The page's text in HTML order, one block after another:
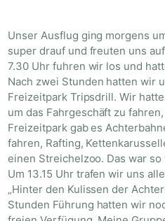
Unser Ausflug ging morgens
super drauf und freuten uns
7.30 Uhr fuhren wir los und
Nach zwei Stunden hatten wir
Freizeitpark Tripsdrill. Wir
um das Fahrgeschäft zu
Freizeitpark gab es
fahren, Rafting,
einen Streichelzoo. Das war
Um 13.15 Uhr trafen wir uns
„Hinter den Kulissen der
Stunden Führung hatten wir